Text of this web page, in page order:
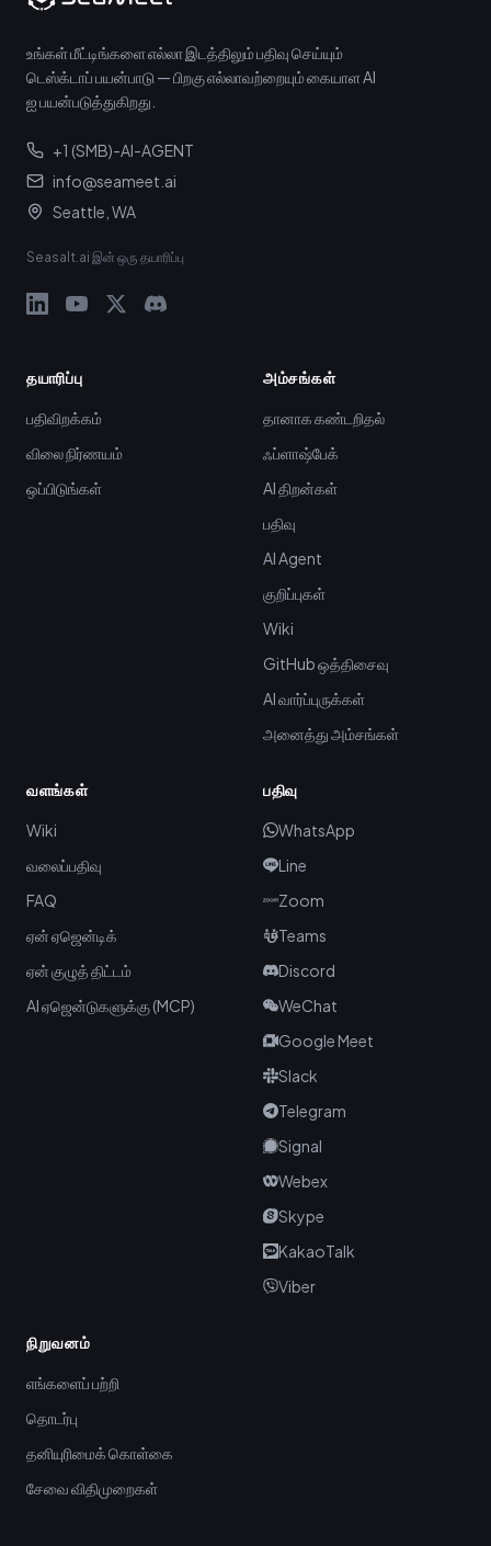
உங்கள் மீட்டிங்களை எல்லா இடத்திலும் பதிவு செய்யும்
டெஸ்க்டாப் பயன்பாடு — பிறகு எல்லாவற்றையும் கையாள AI
ஐ பயன்படுத்துகிறது.
+1 (SMB)-AI-AGENT
info@seameet.ai
Seattle, WA
Seasalt.ai இன் ஒரு தயாரிப்பு
தயாரிப்பு
பதிவிறக்கம்
விலை நிர்ணயம்
ஒப்பிடுங்கள்
அம்சங்கள்
தானாக கண்டறிதல்
ஃப்ளாஷ்பேக்
AI திறன்கள்
பதிவு
AI Agent
குறிப்புகள்
Wiki
GitHub ஒத்திசைவு
AI வார்ப்புருக்கள்
அனைத்து அம்சங்கள்
வளங்கள்
Wiki
வலைப்பதிவு
FAQ
ஏன் ஏஜென்டிக்
ஏன் குழுத் திட்டம்
AI ஏஜென்டுகளுக்கு (MCP)
பதிவு
WhatsApp
Line
Zoom
Teams
Discord
WeChat
Google Meet
Slack
Telegram
Signal
Webex
Skype
KakaoTalk
Viber
நிறுவனம்
எங்களைப் பற்றி
தொடர்பு
தனியுரிமைக் கொள்கை
சேவை விதிமுறைகள்